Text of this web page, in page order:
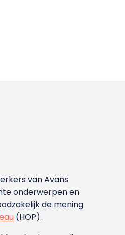
van Avans
onderwerpen en
de mening
(HOP).